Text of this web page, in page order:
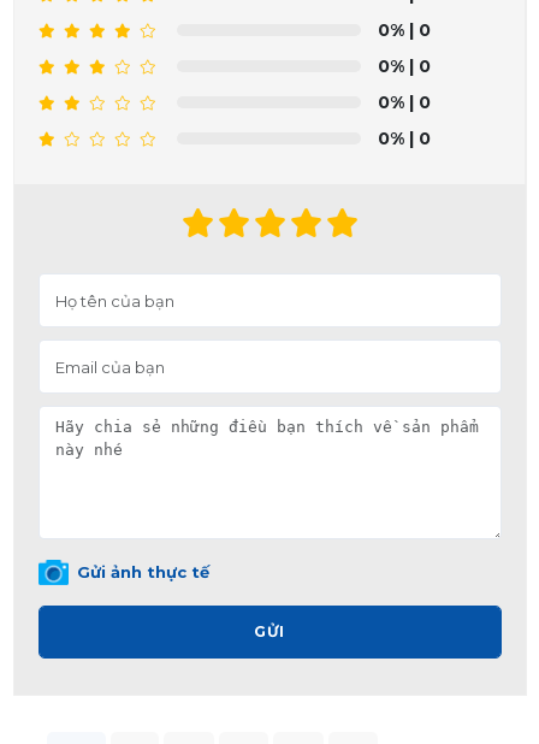
0% | 0
0% | 0
0% | 0
0% | 0
Gửi ảnh thực tế
GỬI